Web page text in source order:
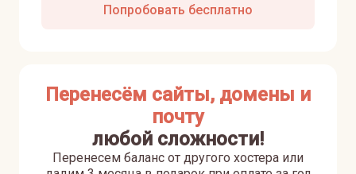
Попробовать бесплатно
Перенесём сайты, домены и
почту
любой сложности!
Перенесем баланс от другого хостера или